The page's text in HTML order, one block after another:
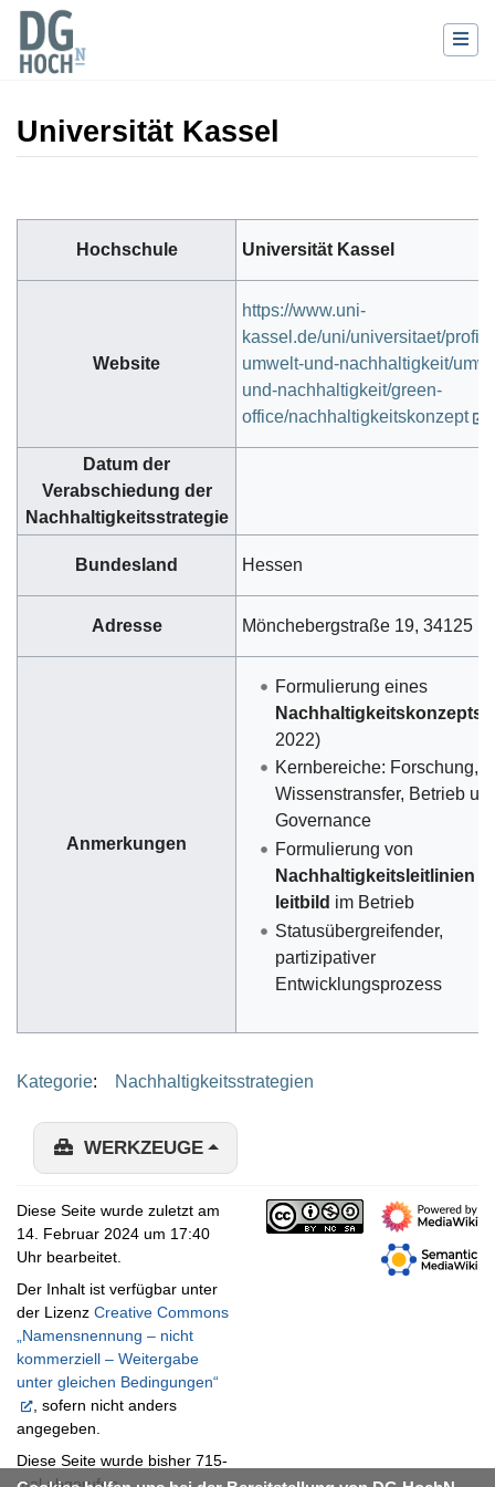
Universität Kassel
Hochschule Universität Kassel
Website
https://www.uni-
kassel.de/uni/universitaet/profil/
umwelt-und-nachhaltigkeit/
und-nachhaltigkeit/green-
office/nachhaltigkeitskonzept
Datum der
Verabschiedung der
Nachhaltigkeitsstrategie
Bundesland Hessen
Adresse Mönchebergstraße 19, 34125
Anmerkungen
Formulierung eines
Nachhaltigkeitskonzepts
2022)
Kernbereiche: Forschung,
Wissenstransfer, Betrieb
Governance
Formulierung von
Nachhaltigkeitsleitlinien
leitbild im Betrieb
Statusübergreifender,
partizipativer
Entwicklungsprozess
Kategorie: Nachhaltigkeitsstrategien
WERKZEUGE
Diese Seite wurde zuletzt am
14. Februar 2024 um 17:40
Uhr bearbeitet.
Der Inhalt ist verfügbar unter
der Lizenz Creative Commons
„Namensnennung – nicht
kommerziell – Weitergabe
unter gleichen Bedingungen“
, sofern nicht anders
angegeben.
Diese Seite wurde bisher 715-